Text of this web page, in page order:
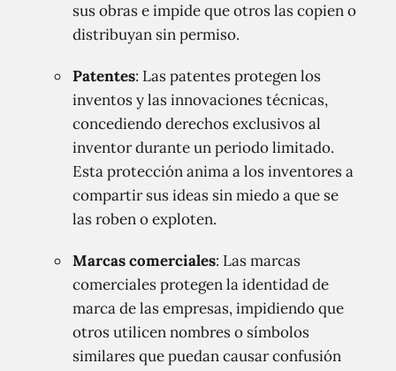
sus obras e impide que otros las copien o
distribuyan sin permiso.
Patentes: Las patentes protegen los
inventos y las innovaciones técnicas,
concediendo derechos exclusivos al
inventor durante un periodo limitado.
Esta protección anima a los inventores a
compartir sus ideas sin miedo a que se
las roben o exploten.
Marcas comerciales: Las marcas
comerciales protegen la identidad de
marca de las empresas, impidiendo que
otros utilicen nombres o símbolos
similares que puedan causar confusión